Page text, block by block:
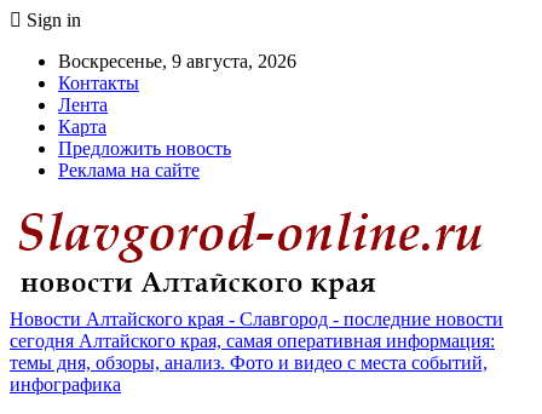
Sign in
Воскресенье, 9 августа, 2026
Контакты
Лента
Карта
Предложить новость
Реклама на сайте
Новости Алтайского края - Славгород - последние новости
сегодня Алтайского края, самая оперативная информация:
темы дня, обзоры, анализ. Фото и видео с места событий,
инфографика